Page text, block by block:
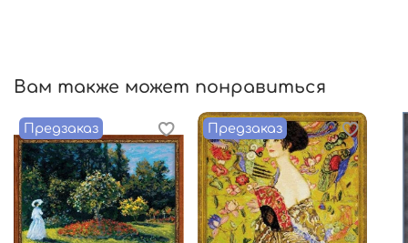
Вам также может понравиться
Предзаказ Предзаказ